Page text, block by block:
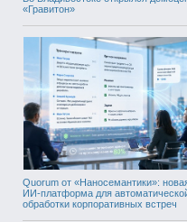
«Гравитон»
Quorum от «Наносемантики»:
ИИ-платформа для
обработки корпоративных встреч